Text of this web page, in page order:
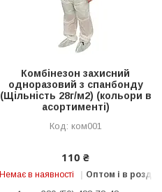
Комбінезон захисний
одноразовий з спанбонду
(Щільність 28г/м2) (кольори в
асортименті)
ком001
110 ₴
Немає в наявності Оптом і в роздріб